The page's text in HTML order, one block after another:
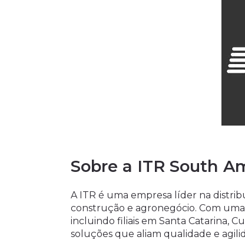
Sobre a ITR South
A ITR é uma empresa líder na
construção e agronegócio. Com
incluindo filiais em Santa Catarina,
soluções que aliam qualidade e